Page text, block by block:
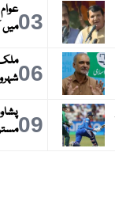
03
06شہروں میں 20
09